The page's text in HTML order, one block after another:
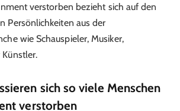
verstorben bezieht sich auf den
Persönlichkeiten aus der
wie Schauspieler, Musiker,
sich so viele Menschen
verstorben